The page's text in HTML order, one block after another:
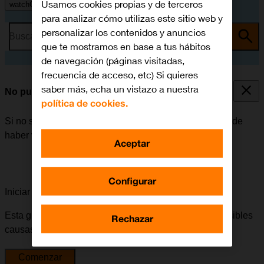
watchOS 11
Busca por problema o tema
No puedo enviar ni recibir correo electrónico
Si no se puede enviar ni recibir correo electrónico, puede
haber varias causas posibles al problema.
Iniciar la guía para solucionar tu problema
Esta guía te va a conducir a través de una serie de posibles
causas y soluciones al problema.
Comenzar
Usamos cookies propias y de terceros
para analizar cómo utilizas este sitio web y
personalizar los contenidos y anuncios
que te mostramos en base a tus hábitos
de navegación (páginas visitadas,
frecuencia de acceso, etc) Si quieres
saber más, echa un vistazo a nuestra
política de cookies.
Configurar
Rechazar
Aceptar